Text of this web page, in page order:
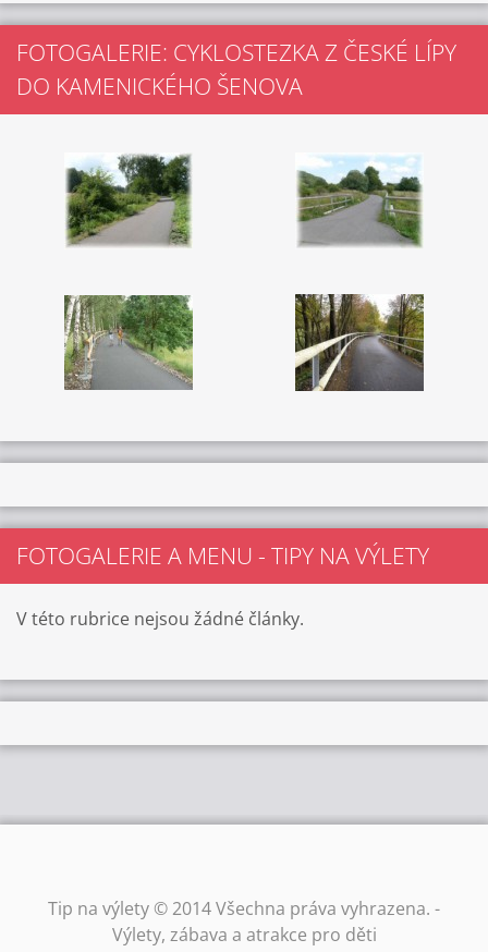
FOTOGALERIE: CYKLOSTEZKA Z ČESKÉ LÍPY
DO KAMENICKÉHO ŠENOVA
FOTOGALERIE A MENU - TIPY NA VÝLETY
V této rubrice nejsou žádné články.
Tip na výlety © 2014 Všechna práva vyhrazena. -
Výlety, zábava a atrakce pro děti